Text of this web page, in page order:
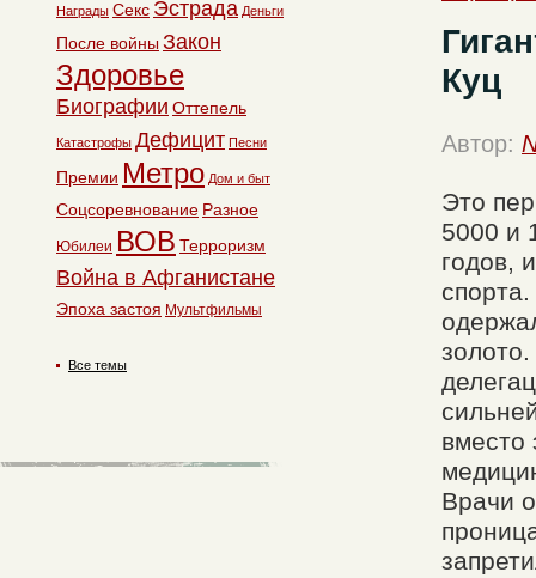
Куц
Автор:
Это
5000 и
годов,
вместо
Врачи
Награды Секс Эстрада Деньги
После войны Закон
Здоровье
Биографии Оттепель
Катастрофы Дефицит Песни
Премии Метро Дом и быт
Соцсоревнование Разное
Юбилеи ВОВ Терроризм
Война в Афганистане
Эпоха застоя Мультфильмы
Все темы